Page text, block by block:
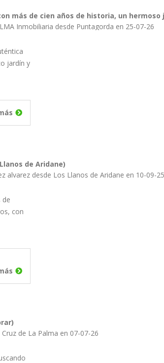
más de cien años de historia, un
Inmobiliaria desde Puntagorda en 25-07-26
jardín y
de Aridane)
alvarez desde Los Llanos de Aridane en 10-09-25
de
con
de La Palma en 07-07-26